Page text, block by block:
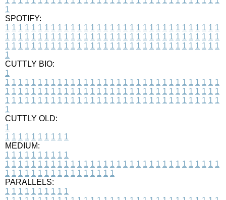
1
SPOTIFY:
1 1 1 1 1 1 1 1 1 1 1 1 1 1 1 1 1 1 1 1 1 1 1 1 1 1 1 1 1 1 1 1 1
1 1 1 1 1 1 1 1 1 1 1 1 1 1 1 1 1 1 1 1 1 1 1 1 1 1 1 1 1 1 1 1 1
1 1 1 1 1 1 1 1 1 1 1 1 1 1 1 1 1 1 1 1 1 1 1 1 1 1 1 1 1 1 1 1 1
1
CUTTLY BIO:
1
1 1 1 1 1 1 1 1 1 1 1 1 1 1 1 1 1 1 1 1 1 1 1 1 1 1 1 1 1 1 1 1 1
1 1 1 1 1 1 1 1 1 1 1 1 1 1 1 1 1 1 1 1 1 1 1 1 1 1 1 1 1 1 1 1 1
1 1 1 1 1 1 1 1 1 1 1 1 1 1 1 1 1 1 1 1 1 1 1 1 1 1 1 1 1 1 1 1 1
1
CUTTLY OLD:
1
1 1 1 1 1 1 1 1 1 1
MEDIUM:
1 1 1 1 1 1 1 1 1 1
1 1 1 1 1 1 1 1 1 1 1 1 1 1 1 1 1 1 1 1 1 1 1 1 1 1 1 1 1 1 1 1 1
1 1 1 1 1 1 1 1 1 1 1 1 1 1 1 1 1
PARALLELS:
1 1 1 1 1 1 1 1 1 1